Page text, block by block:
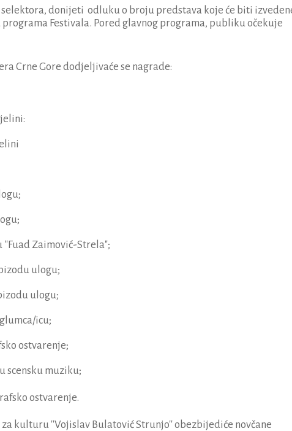
donijeti odluku o broju predstava koje će biti
Festivala. Pored glavnog programa, publiku očekuje
Crne Gore dodjeljivaće se nagrade:
Zaimović-Strela";
ulogu;
ulogu;
icu;
ostvarenje;
scensku muziku;
ostvarenje.
kulturu ''Vojislav Bulatović Strunjo'' obezbijediće novčane